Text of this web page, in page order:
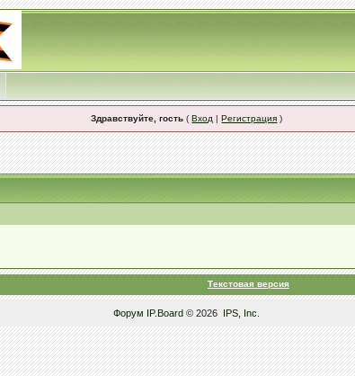
Здравствуйте, гость (Вход |Регистрация )
Текстовая версия
Форум IP.Board © 2026 IPS, Inc